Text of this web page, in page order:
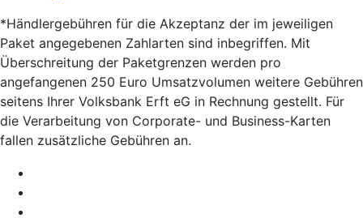
*Händlergebühren für die Akzeptanz der im jeweiligen
Paket angegebenen Zahlarten sind inbegriffen. Mit
Überschreitung der Paketgrenzen werden pro
angefangenen 250 Euro Umsatzvolumen weitere Gebühren
seitens Ihrer Volksbank Erft eG in Rechnung gestellt. Für
die Verarbeitung von Corporate- und Business-Karten
fallen zusätzliche Gebühren an.